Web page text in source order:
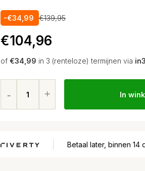
-€34,99 €139,95
€104,96
of €34,99 in 3 (renteloze) termijnen via in3
In
Betaal later, binnen 14